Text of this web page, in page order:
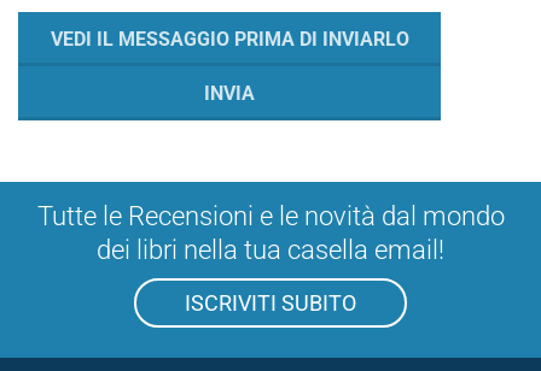
Tutte le Recensioni e le novità dal mondo
dei libri nella tua casella email!
ISCRIVITI SUBITO